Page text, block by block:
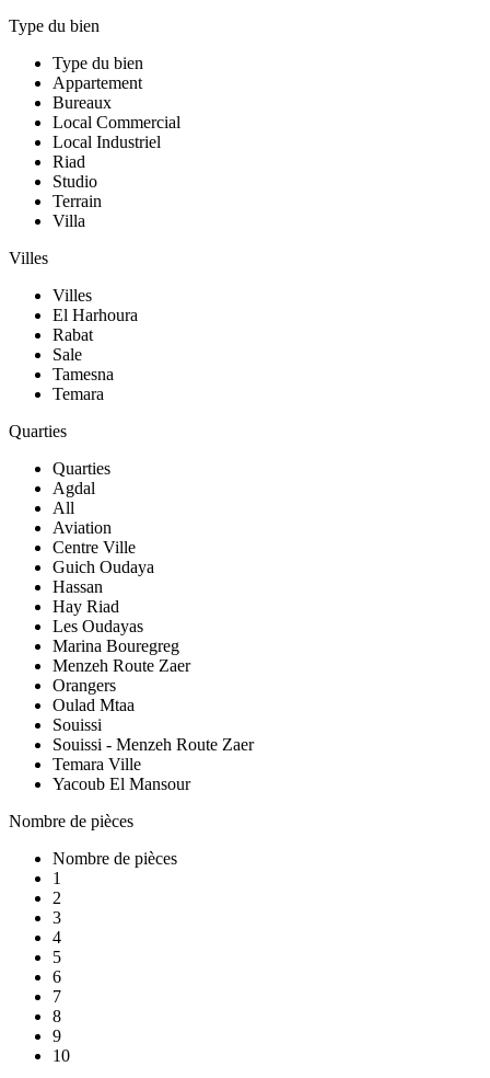
Type du bien
Type du bien
Appartement
Bureaux
Local Commercial
Local Industriel
Riad
Studio
Terrain
Villa
Villes
Villes
El Harhoura
Rabat
Sale
Tamesna
Temara
Quarties
Quarties
Agdal
All
Aviation
Centre Ville
Guich Oudaya
Hassan
Hay Riad
Les Oudayas
Marina Bouregreg
Menzeh Route Zaer
Orangers
Oulad Mtaa
Souissi
Souissi - Menzeh Route Zaer
Temara Ville
Yacoub El Mansour
Nombre de pièces
Nombre de pièces
1
2
3
4
5
6
7
8
9
10